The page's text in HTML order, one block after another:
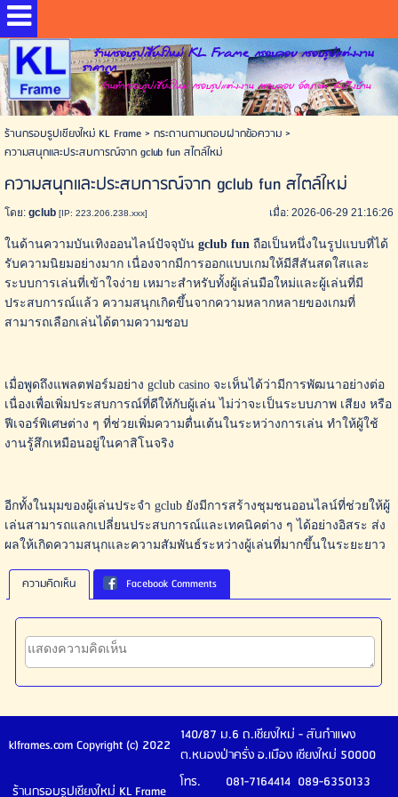
ร้านกรอบรูปเชียงใหม่ KL Frame กรอบลอย กรอบรูปแต่งงาน
ราคาถูก
ร้านทำกรอบรูปเชียงใหม่ กรอบรูปแต่งงาน กรอบลอย อัดภาพ ส่งถึงบ้าน
ร้านกรอบรูปเชียงใหม่ KL Frame> กระดานถามตอบฝากข้อความ>
ความสนุกและประสบการณ์จาก gclub fun สไตล์ใหม่
ความสนุกและประสบการณ์จาก gclub fun สไตล์ใหม่
โดย:gclub [IP: 223.206.238.xxx] เมื่อ: 2026-06-29 21:16:26
ในด้านความบันเทิงออนไลน์ปัจจุบัน gclub funถือเป็นหนึ่งในรูปแบบที่ได้
รับความนิยมอย่างมาก เนื่องจากมีการออกแบบเกมให้มีสีสันสดใสและ
ระบบการเล่นที่เข้าใจง่าย เหมาะสำหรับทั้งผู้เล่นมือใหม่และผู้เล่นที่มี
ประสบการณ์แล้ว ความสนุกเกิดขึ้นจากความหลากหลายของเกมที่
สามารถเลือกเล่นได้ตามความชอบ
เมื่อพูดถึงแพลตฟอร์มอย่าง gclub casino จะเห็นได้ว่ามีการพัฒนาอย่างต่อ
เนื่องเพื่อเพิ่มประสบการณ์ที่ดีให้กับผู้เล่น ไม่ว่าจะเป็นระบบภาพ เสียง หรือ
ฟีเจอร์พิเศษต่าง ๆ ที่ช่วยเพิ่มความตื่นเต้นในระหว่างการเล่น ทำให้ผู้ใช้
งานรู้สึกเหมือนอยู่ในคาสิโนจริง
อีกทั้งในมุมของผู้เล่นประจำ gclub ยังมีการสร้างชุมชนออนไลน์ที่ช่วยให้ผู้
เล่นสามารถแลกเปลี่ยนประสบการณ์และเทคนิคต่าง ๆ ได้อย่างอิสระ ส่ง
ผลให้เกิดความสนุกและความสัมพันธ์ระหว่างผู้เล่นที่มากขึ้นในระยะยาว
ความคิดเห็น Facebook Comments
klframes.com Copyright (c) 2022
140/87 ม.6 ถ.เชียงใหม่ - สันกำแพง
ต.หนองป่าครั่ง อ.เมือง เชียงใหม่ 50000
ร้านกรอบรูปเชียงใหม่ KL Frame
โทร. 081-7164414 089-6350133